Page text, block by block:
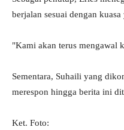
berjalan sesuai dengan
"Kami akan terus mengawal
Sementara, Suhaili yang
merespon hingga berita ini
Ket. Foto: